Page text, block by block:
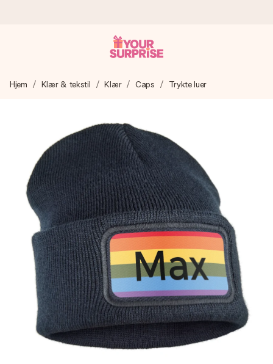
Vi lager dine gaver med omtanke og sender den avgårde så
4,5 (basert på +15 000 anmeldelser)
Gavene våre inspirerer. Kundene gir oss 4,5 på Google
Reviews.
Gratis kort med hilsen
Lag noe unikt med bare noen få steg - med hennes navn,
et bilde av dere eller en beskjed som virkelig berører
hjertet. Ikke noe tull, bare masse kjærlighet i øyeblikket.
Hjem Klær & tekstil Klær Caps Trykte luer